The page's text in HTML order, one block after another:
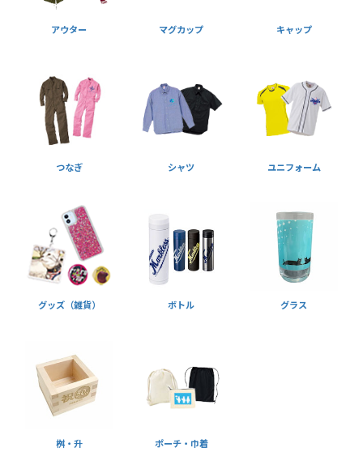
アウター マグカップ キャップ
つなぎ シャツ ユニフォーム
グッズ（雑貨） ボトル グラス
桝・升 ポーチ・巾着